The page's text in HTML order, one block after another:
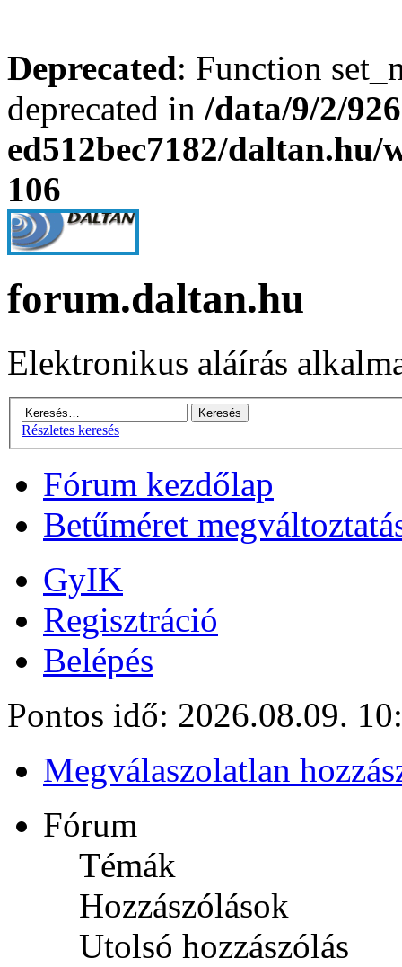
Deprecated: Function
deprecated in /data/9/2/
ed512bec7182/
106
forum.daltan.hu
Elektronikus aláírás
Részletes keresés
Fórum kezdőlap
Betűméret
GyIK
Regisztráció
Belépés
Pontos idő: 2026.08.09.
Megválaszolatlan
Fórum
Témák
Hozzászólások
Utolsó hozzászólás